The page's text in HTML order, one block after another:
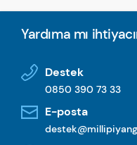
Yardıma mı
Destek
0850 390 73 33
E-posta